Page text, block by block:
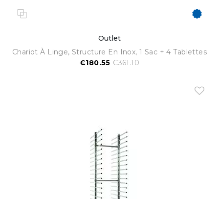
Outlet
Chariot À Linge, Structure En Inox, 1 Sac + 4 Tablettes
€180.55€361.10